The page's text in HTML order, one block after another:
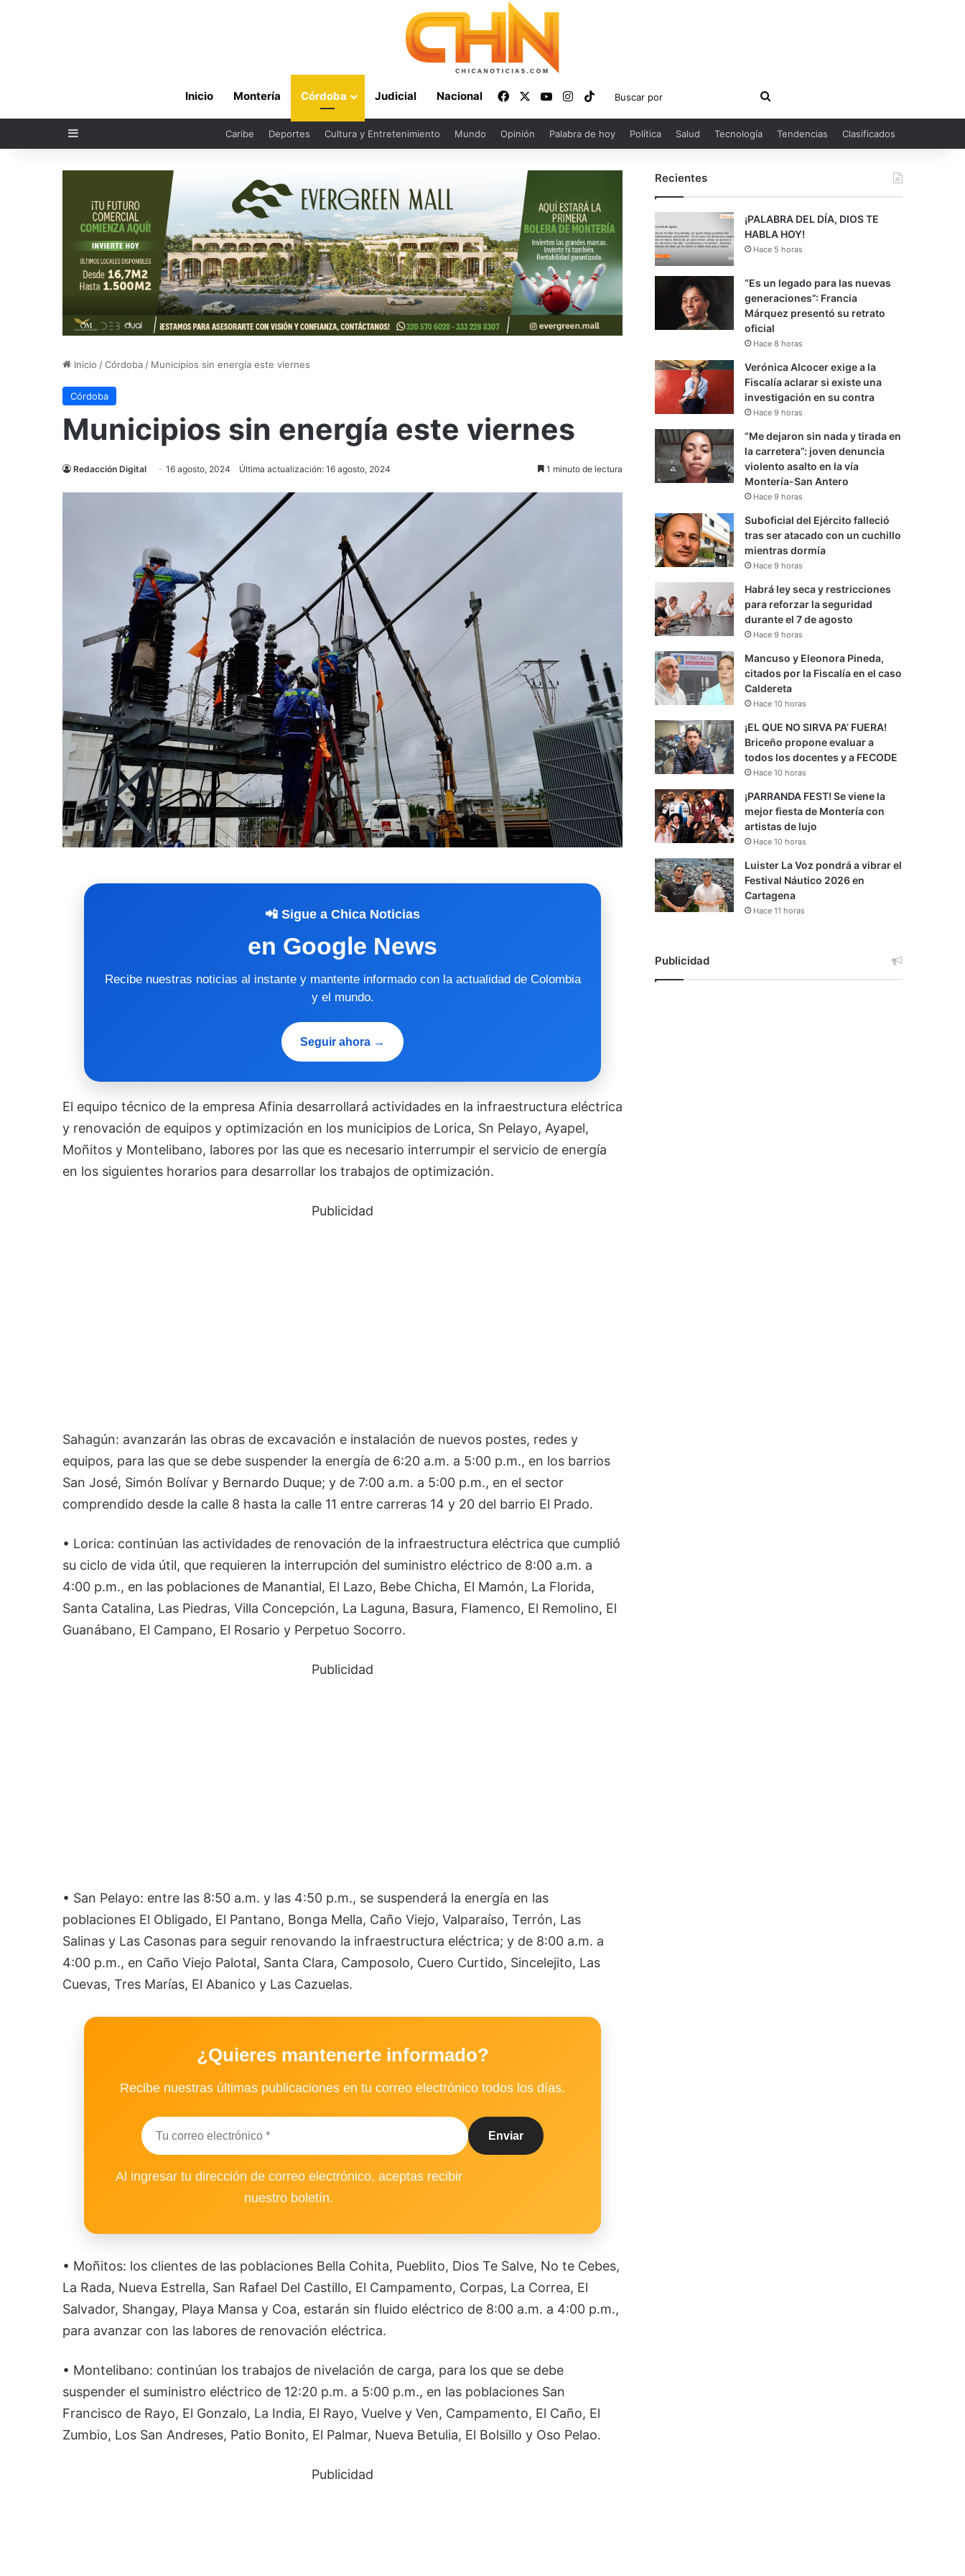
Inicio Montería Córdoba Judicial Nacional FacebookYouTubeInstagram
TikTok
Buscar
por
Sidebar Caribe Deportes Cultura y Entretenimiento Mundo Opinión Palabra de hoy Política Salud Tecnología Tendencias Clasificados
Inicio /Córdoba / Municipios sin energía este viernes
Córdoba
Municipios sin energía este viernes
Redacción Digital 16 agosto, 2024 Última actualización: 16 agosto, 2024 1 minuto de lectura
📲 Sigue a Chica Noticias
en Google News
Recibe nuestras noticias al instante y mantente informado con la actualidad de Colombia
y el mundo.
Seguir ahora →
El equipo técnico de la empresa Afinia desarrollará actividades en la infraestructura eléctrica
y renovación de equipos y optimización en los municipios de Lorica, Sn Pelayo, Ayapel,
Moñitos y Montelibano, labores por las que es necesario interrumpir el servicio de energía
en los siguientes horarios para desarrollar los trabajos de optimización.
Publicidad
Sahagún: avanzarán las obras de excavación e instalación de nuevos postes, redes y
equipos, para las que se debe suspender la energía de 6:20 a.m. a 5:00 p.m., en los barrios
San José, Simón Bolívar y Bernardo Duque; y de 7:00 a.m. a 5:00 p.m., en el sector
comprendido desde la calle 8 hasta la calle 11 entre carreras 14 y 20 del barrio El Prado.
• Lorica: continúan las actividades de renovación de la infraestructura eléctrica que cumplió
su ciclo de vida útil, que requieren la interrupción del suministro eléctrico de 8:00 a.m. a
4:00 p.m., en las poblaciones de Manantial, El Lazo, Bebe Chicha, El Mamón, La Florida,
Santa Catalina, Las Piedras, Villa Concepción, La Laguna, Basura, Flamenco, El Remolino, El
Guanábano, El Campano, El Rosario y Perpetuo Socorro.
Publicidad
• San Pelayo: entre las 8:50 a.m. y las 4:50 p.m., se suspenderá la energía en las
poblaciones El Obligado, El Pantano, Bonga Mella, Caño Viejo, Valparaíso, Terrón, Las
Salinas y Las Casonas para seguir renovando la infraestructura eléctrica; y de 8:00 a.m. a
4:00 p.m., en Caño Viejo Palotal, Santa Clara, Camposolo, Cuero Curtido, Sincelejito, Las
Cuevas, Tres Marías, El Abanico y Las Cazuelas.
¿Quieres mantenerte informado?
Recibe nuestras últimas publicaciones en tu correo electrónico todos los días.
Al ingresar tu dirección de correo electrónico, aceptas recibir
nuestro boletín.
• Moñitos: los clientes de las poblaciones Bella Cohita, Pueblito, Dios Te Salve, No te Cebes,
La Rada, Nueva Estrella, San Rafael Del Castillo, El Campamento, Corpas, La Correa, El
Salvador, Shangay, Playa Mansa y Coa, estarán sin fluido eléctrico de 8:00 a.m. a 4:00 p.m.,
para avanzar con las labores de renovación eléctrica.
• Montelibano: continúan los trabajos de nivelación de carga, para los que se debe
suspender el suministro eléctrico de 12:20 p.m. a 5:00 p.m., en las poblaciones San
Francisco de Rayo, El Gonzalo, La India, El Rayo, Vuelve y Ven, Campamento, El Caño, El
Zumbio, Los San Andreses, Patio Bonito, El Palmar, Nueva Betulia, El Bolsillo y Oso Pelao.
Publicidad
Recientes
¡PALABRA DEL DÍA, DIOS TE
HABLA HOY!
Hace 5 horas
“Es un legado para las nuevas
generaciones”: Francia
Márquez presentó su retrato
oficial
Hace 8 horas
Verónica Alcocer exige a la
Fiscalía aclarar si existe una
investigación en su contra
Hace 9 horas
“Me dejaron sin nada y tirada en
la carretera”: joven denuncia
violento asalto en la vía
Montería-San Antero
Hace 9 horas
Suboficial del Ejército falleció
tras ser atacado con un cuchillo
mientras dormía
Hace 9 horas
Habrá ley seca y restricciones
para reforzar la seguridad
durante el 7 de agosto
Hace 9 horas
Mancuso y Eleonora Pineda,
citados por la Fiscalía en el caso
Caldereta
Hace 10 horas
¡EL QUE NO SIRVA PA’ FUERA!
Briceño propone evaluar a
todos los docentes y a FECODE
Hace 10 horas
¡PARRANDA FEST! Se viene la
mejor fiesta de Montería con
artistas de lujo
Hace 10 horas
Luister La Voz pondrá a vibrar el
Festival Náutico 2026 en
Cartagena
Hace 11 horas
Publicidad